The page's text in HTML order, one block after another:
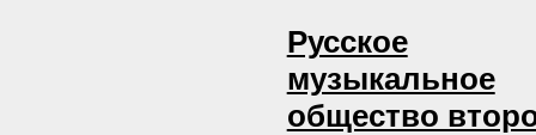
Русское
музыкальное
общество